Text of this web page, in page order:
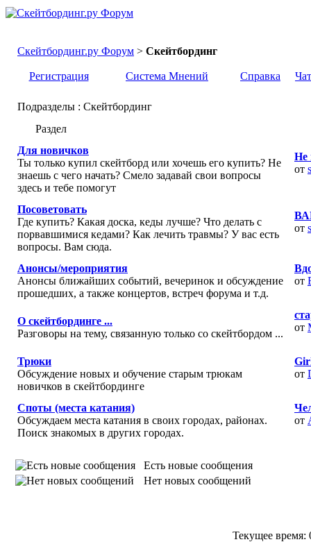
Скейтбординг.ру Форум > Скейтбординг
Регистрация Система Мнений Справка Чат
Подразделы : Скейтбординг
Раздел
Для новичков
Ты только купил скейтборд или хочешь его купить? Не
знаешь с чего начать? Смело задавай свои вопросы
здесь и тебе помогут
Не
от
Посоветовать
Где купить? Какая доска, кеды лучше? Что делать с
порвавшимися кедами? Как лечить травмы? У вас есть
вопросы. Вам сюда.
от
Анонсы/мероприятия
Анонсы ближайших событий, вечеринок и обсуждение
прошедших, а также концертов, встреч форума и т.д.
от
О скейтбординге ...
Разговоры на тему, связанную только со скейтбордом ...
от
Трюки
Обсуждение новых и обучение старым трюкам
новичков в скейтбординге
от
Споты (места катания)
Обсуждаем места катания в своих городах, районах.
Поиск знакомых в других городах.
от
Есть новые сообщения
Нет новых сообщений
Текущее время: